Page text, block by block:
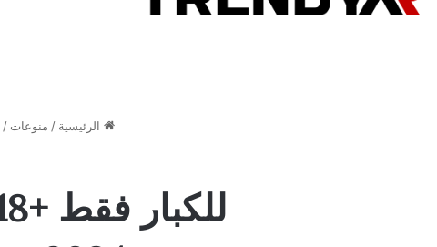
الرئيسية / منوعات /